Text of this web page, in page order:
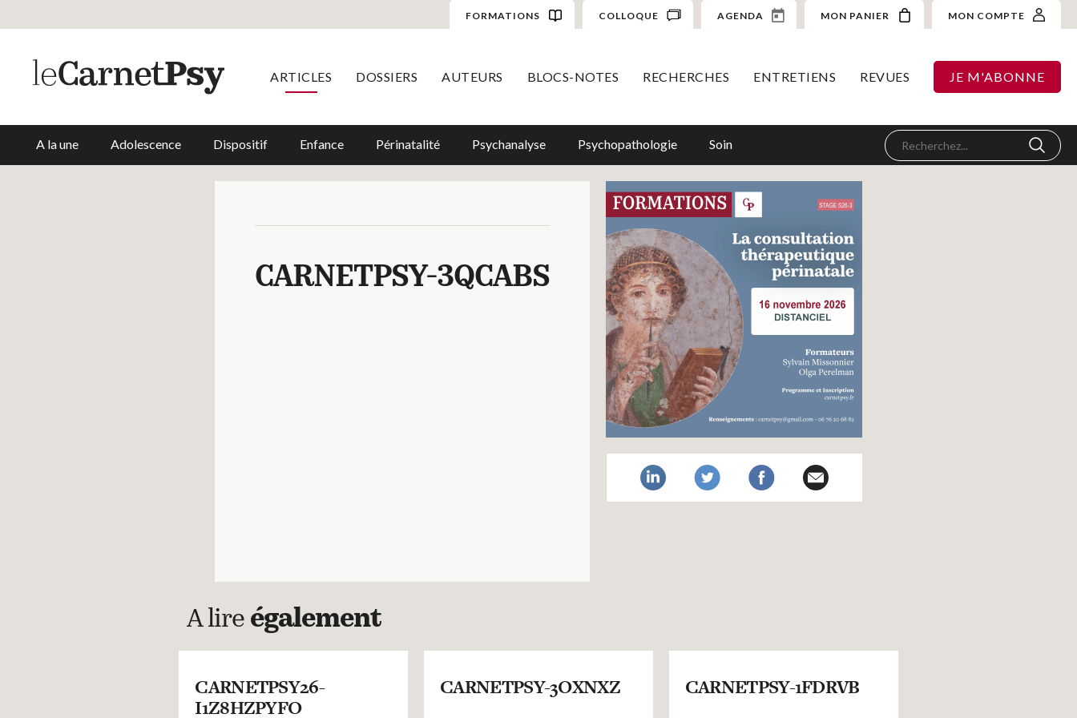
FORMATIONS COLLOQUE AGENDA MON PANIER MON COMPTE
ARTICLES DOSSIERS AUTEURS BLOCS-NOTES RECHERCHES ENTRETIENS REVUES JE M'ABONNE
A la une Adolescence Dispositif Enfance Périnatalité Psychanalyse Psychopathologie Soin
CARNETPSY-3QCABS
A lire également
CARNETPSY26-
I1Z8HZPYFO
CARNETPSY-3OXNXZ CARNETPSY-1FDRVB